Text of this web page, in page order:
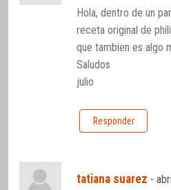
Hola, dentro de un
receta original de
que tambien es algo
Saludos
julio
Responder
tatiana suarez -